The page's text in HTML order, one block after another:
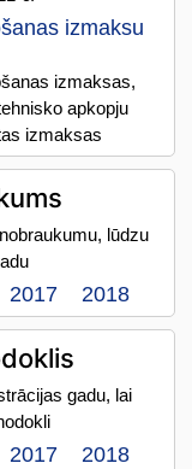
izmaksu
izmaksas,
apkopju
izmaksas
lūdzu
2017 2018
gadu, lai
2017 2018